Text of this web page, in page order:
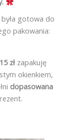
gotowa do
pakowania:
15 złzapakuję
okienkiem,
dopasowana